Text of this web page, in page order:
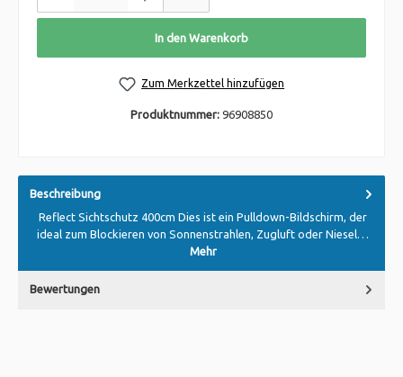
In den Warenkorb
Zum Merkzettel hinzufügen
Produktnummer: 96908850
Beschreibung
Reflect Sichtschutz 400cm Dies ist ein Pulldown-Bildschirm, der
ideal zum Blockieren von Sonnenstrahlen, Zugluft oder Niesel…
Mehr
Bewertungen